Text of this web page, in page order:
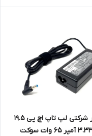
شارژر شرکتی لپ تاپ اچ پی 19.5
ولت3.33 آمپر 65 وات سوکت